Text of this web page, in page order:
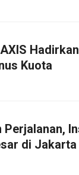
Kuota
Perjalanan,
di Jakarta